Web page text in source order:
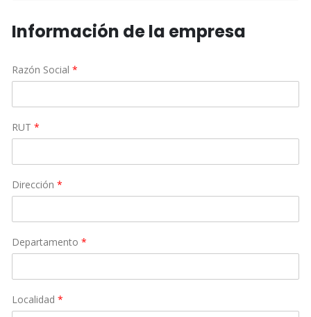
Información de la empresa
Razón Social *
RUT *
Dirección *
Departamento *
Localidad *